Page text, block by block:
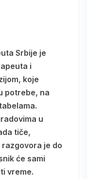
i
koje
potrebe, na
u
tiče,
je do
će sami
vreme.